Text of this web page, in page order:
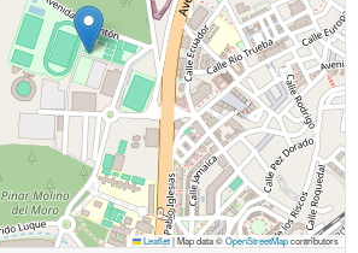
Leaflet|Map data ©OpenStreetMapcontributors